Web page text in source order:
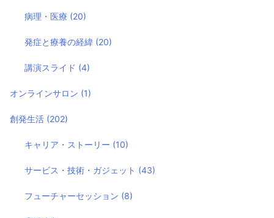
病理・医療 (20)
発症と療養の経緯 (20)
講演スライド (4)
オンラインサロン (1)
創発生活 (202)
キャリア・ストーリー (10)
サービス・技術・ガジェット (43)
フューチャーセッション (8)